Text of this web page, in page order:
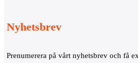
Nyhetsbrev
Prenumerera på vårt nyhetsbrev och få